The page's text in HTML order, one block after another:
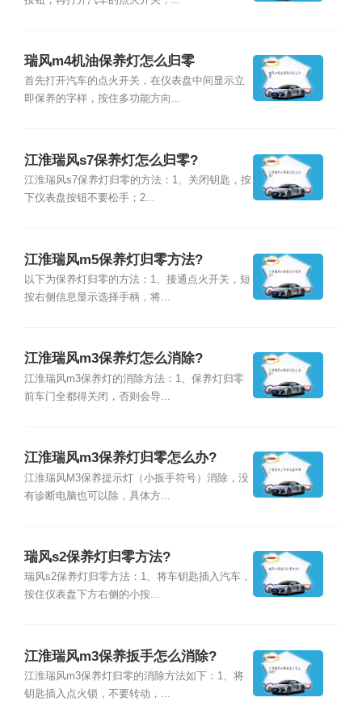
瑞风m4机油保养灯怎么归零
首先打开汽车的点火开关，在仪表盘中间显示立
即保养的字样，按住多功能方向...
江淮瑞风s7保养灯怎么归零?
江淮瑞风s7保养灯归零的方法：1、关闭钥匙，按
下仪表盘按钮不要松手；2...
江淮瑞风m5保养灯归零方法?
以下为保养灯归零的方法：1、接通点火开关，短
按右侧信息显示选择手柄，将...
江淮瑞风m3保养灯怎么消除?
江淮瑞风m3保养灯的消除方法：1、保养灯归零
前车门全都得关闭，否则会导...
江淮瑞风m3保养灯归零怎么办?
江淮瑞风M3保养提示灯（小扳手符号）消除，没
有诊断电脑也可以除，具体方...
瑞风s2保养灯归零方法?
瑞风s2保养灯归零方法：1、将车钥匙插入汽车，
按住仪表盘下方右侧的小按...
江淮瑞风m3保养扳手怎么消除?
江淮瑞风m3保养灯归零的消除方法如下：1、将
钥匙插入点火锁，不要转动，...